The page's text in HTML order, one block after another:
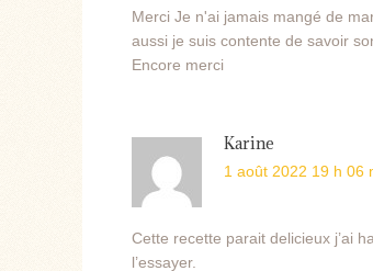
Merci Je n'ai jamais mangé de
aussi je suis contente de savoir
Encore merci
Karine
1 août 2022 19 h 06
Cette recette parait delicieux j’ai
l’essayer.